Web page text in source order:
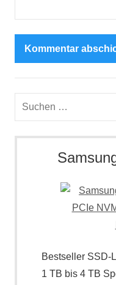
Suchen
Bestseller SSD-
1 TB bis 4 TB